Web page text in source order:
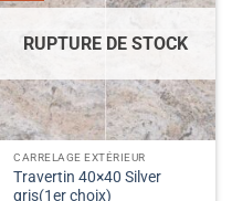
RUPTURE DE STOCK
CARRELAGE EXTÉRIEUR
Travertin 40×40 Silver
gris(1er choix)